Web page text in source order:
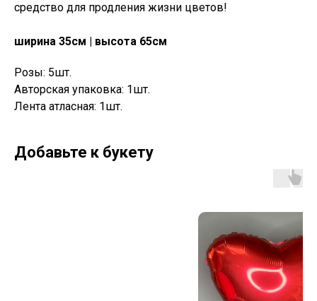
средство для продления жизни цветов!
ширина 35см | высота 65см
Розы: 5шт.
Авторская упаковка: 1шт.
Лента атласная: 1шт.
Добавьте к букету